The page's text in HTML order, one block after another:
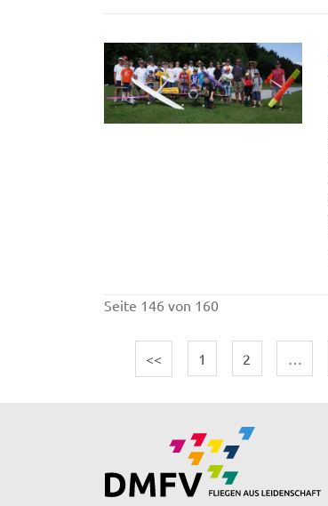
Seite 146 von 160
<< 1 2 …